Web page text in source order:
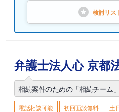
検討リス
弁護士法人心 京都
相続案件のための「相続チーム
電話相談可能 初回面談無料
土